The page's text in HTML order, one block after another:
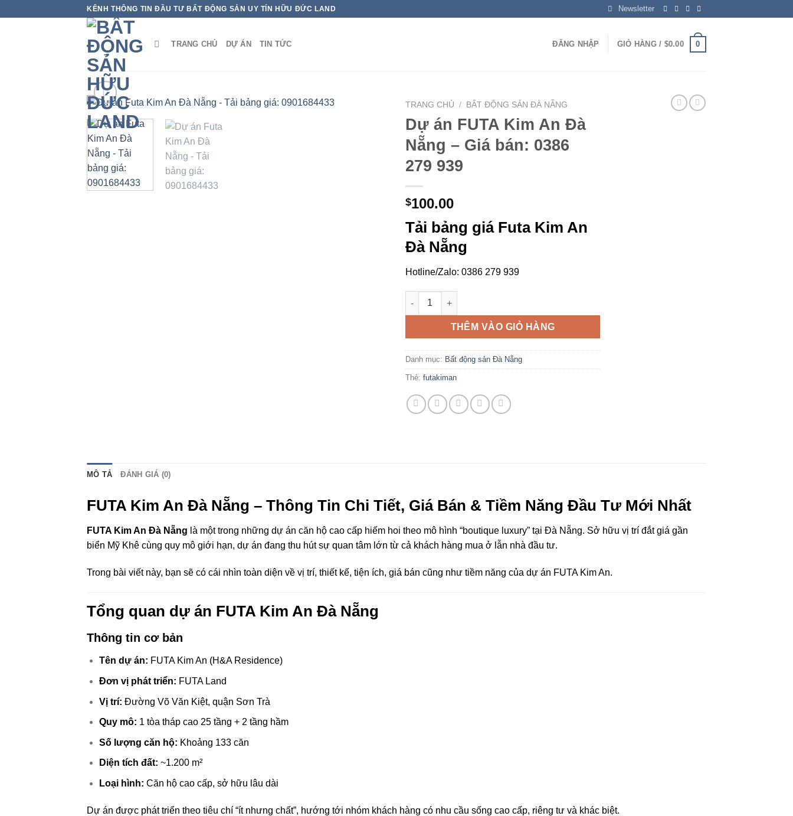
KÊNH THÔNG TIN ĐẦU TƯ BẤT ĐỘNG SẢN UY TÍN HỮU ĐỨC LAND Newsletter
TRANG CHỦ DỰ ÁN TIN TỨC ĐĂNG NHẬP GIỎ HÀNG / $0.00 0
TRANG CHỦ / BẤT ĐỘNG SẢN ĐÀ NẴNG
Dự án FUTA Kim An Đà
Nẵng – Giá bán: 0386
279 939
$100.00
Tải bảng giá Futa Kim An
Đà Nẵng
Hotline/Zalo: 0386 279 939
Dự án FUTA Kim An Đà Nẵng – Giá bán: 0386 279 939 số lượng
THÊM VÀO GIỎ HÀNG
Danh mục: Bất động sản Đà Nẵng
Thẻ: futakiman
MÔ TẢ ĐÁNH GIÁ (0)
FUTA Kim An Đà Nẵng – Thông Tin Chi Tiết, Giá Bán & Tiềm Năng Đầu Tư Mới Nhất
FUTA Kim An Đà Nẵng là một trong những dự án căn hộ cao cấp hiếm hoi theo mô hình “boutique luxury” tại Đà Nẵng. Sở hữu vị trí đắt giá gần
biển Mỹ Khê cùng quy mô giới hạn, dự án đang thu hút sự quan tâm lớn từ cả khách hàng mua ở lẫn nhà đầu tư.
Trong bài viết này, bạn sẽ có cái nhìn toàn diện về vị trí, thiết kế, tiện ích, giá bán cũng như tiềm năng của dự án FUTA Kim An.
Tổng quan dự án FUTA Kim An Đà Nẵng
Thông tin cơ bản
Tên dự án: FUTA Kim An (H&A Residence)
Đơn vị phát triển: FUTA Land
Vị trí: Đường Võ Văn Kiệt, quận Sơn Trà
Quy mô: 1 tòa tháp cao 25 tầng + 2 tầng hầm
Số lượng căn hộ: Khoảng 133 căn
Diện tích đất: ~1.200 m²
Loại hình: Căn hộ cao cấp, sở hữu lâu dài
Dự án được phát triển theo tiêu chí “ít nhưng chất”, hướng tới nhóm khách hàng có nhu cầu sống cao cấp, riêng tư và khác biệt.